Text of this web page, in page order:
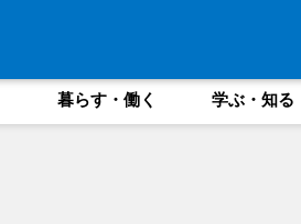
暮らす・働く 学ぶ・知る